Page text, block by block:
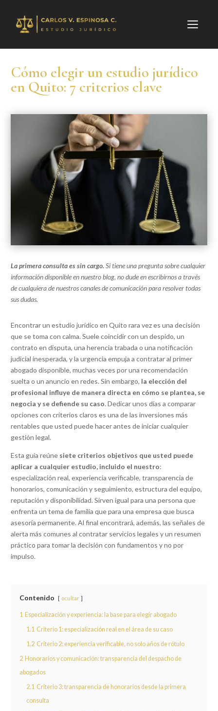
Cómo elegir un estudio jurídico
en Quito: 7 criterios clave
La primera consulta es sin cargo.Si tiene una pregunta sobre cualquier
información disponible en nuestro blog, no dude en escribirnos a través
de cualquiera de nuestros canales de comunicación para resolver todas
sus dudas.
Encontrar un estudio jurídico en Quito rara vez es una decisión
que se toma con calma. Suele coincidir con un despido, un
contrato en disputa, una herencia trabada o una notificación
judicial inesperada, y la urgencia empuja a contratar al primer
abogado disponible, muchas veces por una recomendación
suelta o un anuncio en redes. Sin embargo, la elección del
profesional influye de manera directa en cómo se plantea, se
negocia y se defiende su caso. Dedicar unos días a comparar
opciones con criterios claros es una de las inversiones más
rentables que usted puede hacer antes de iniciar cualquier
gestión legal.
Esta guía reúne siete criterios objetivos que usted puede
aplicar a cualquier estudio, incluido el nuestro:
especialización real, experiencia verificable, transparencia de
honorarios, comunicación y seguimiento, estructura del equipo,
reputación y disponibilidad. Sirven igual para una persona que
enfrenta un tema de familia que para una empresa que busca
asesoría permanente. Al final encontrará, además, las señales de
alerta más comunes al contratar servicios legales y un resumen
práctico para tomar la decisión con fundamentos y no por
impulso.
Contenido ocultar
1 Especialización y experiencia: la base para elegir abogado
1.1 Criterio 1: especialización real en el área de su caso
1.2 Criterio 2: experiencia verificable, no solo años de rótulo
2 Honorarios y comunicación: transparencia del despacho de
abogados
2.1 Criterio 3: transparencia de honorarios desde la primera
consulta